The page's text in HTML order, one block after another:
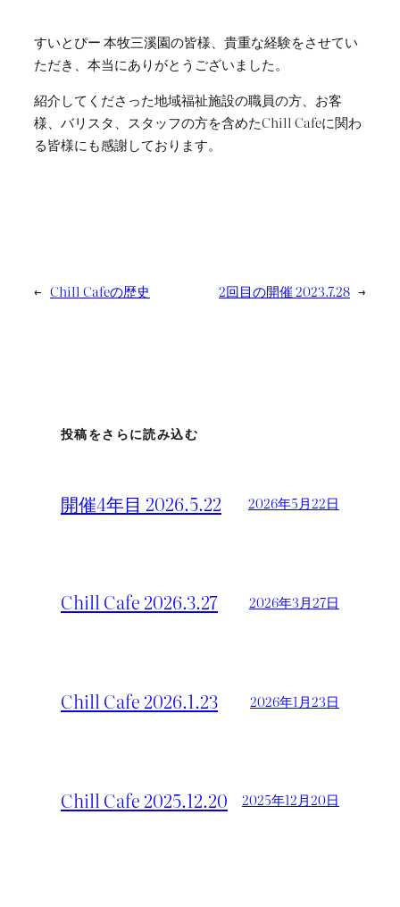
すいとぴー 本牧三溪園の皆様、貴重な経験をさせてい
ただき、本当にありがとうございました。
紹介してくださった地域福祉施設の職員の方、お客
様、バリスタ、スタッフの方を含めたChill Cafeに関わ
る皆様にも感謝しております。
← Chill Cafeの歴史 2回目の開催 2023.7.28 →
投稿をさらに読み込む
開催4年目 2026.5.22 2026年5月22日
Chill Cafe 2026.3.27 2026年3月27日
Chill Cafe 2026.1.23 2026年1月23日
Chill Cafe 2025.12.20 2025年12月20日